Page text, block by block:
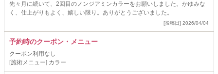
先々月に続いて、2回目のノンジアミンカラーをお願いしました。かゆみな
く、仕上がりもよく、嬉しい限り。ありがとうございました。
[投稿日] 2026/04/04
予約時のクーポン・メニュー
クーポン利用なし
[施術メニュー] カラー